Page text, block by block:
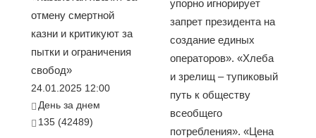
отмену смертной
казни и критикуют за
пытки и ограничения
свобод»
24.01.2025 12:00
День за днем
135 (42489)
упорно игнорирует
запрет президента на
создание единых
операторов». «Хлеба
и зрелищ – тупиковый
путь к обществу
всеобщего
потребления». «Цена